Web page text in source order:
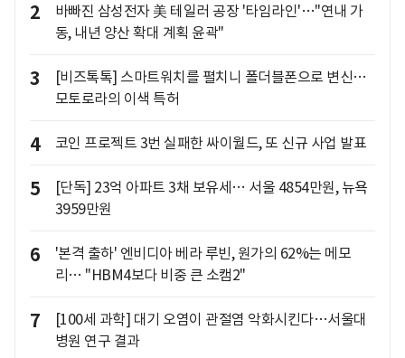
2
바빠진 삼성전자 美 테일러 공장 '타임라인'…"연내 가
동, 내년 양산 확대 계획 윤곽"
3
[비즈톡톡] 스마트워치를 펼치니 폴더블폰으로 변신…
모토로라의 이색 특허
4 코인 프로젝트 3번 실패한 싸이월드, 또 신규 사업 발표
5
[단독] 23억 아파트 3채 보유세… 서울 4854만원, 뉴욕
3959만원
6
'본격 출하' 엔비디아 베라 루빈, 원가의 62%는 메모
리… "HBM4보다 비중 큰 소캠2"
7
[100세 과학] 대기 오염이 관절염 악화시킨다…서울대
병원 연구 결과